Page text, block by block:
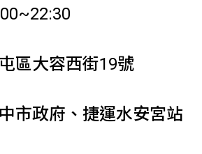
區大容西街19號
市政府、捷運水安宮站